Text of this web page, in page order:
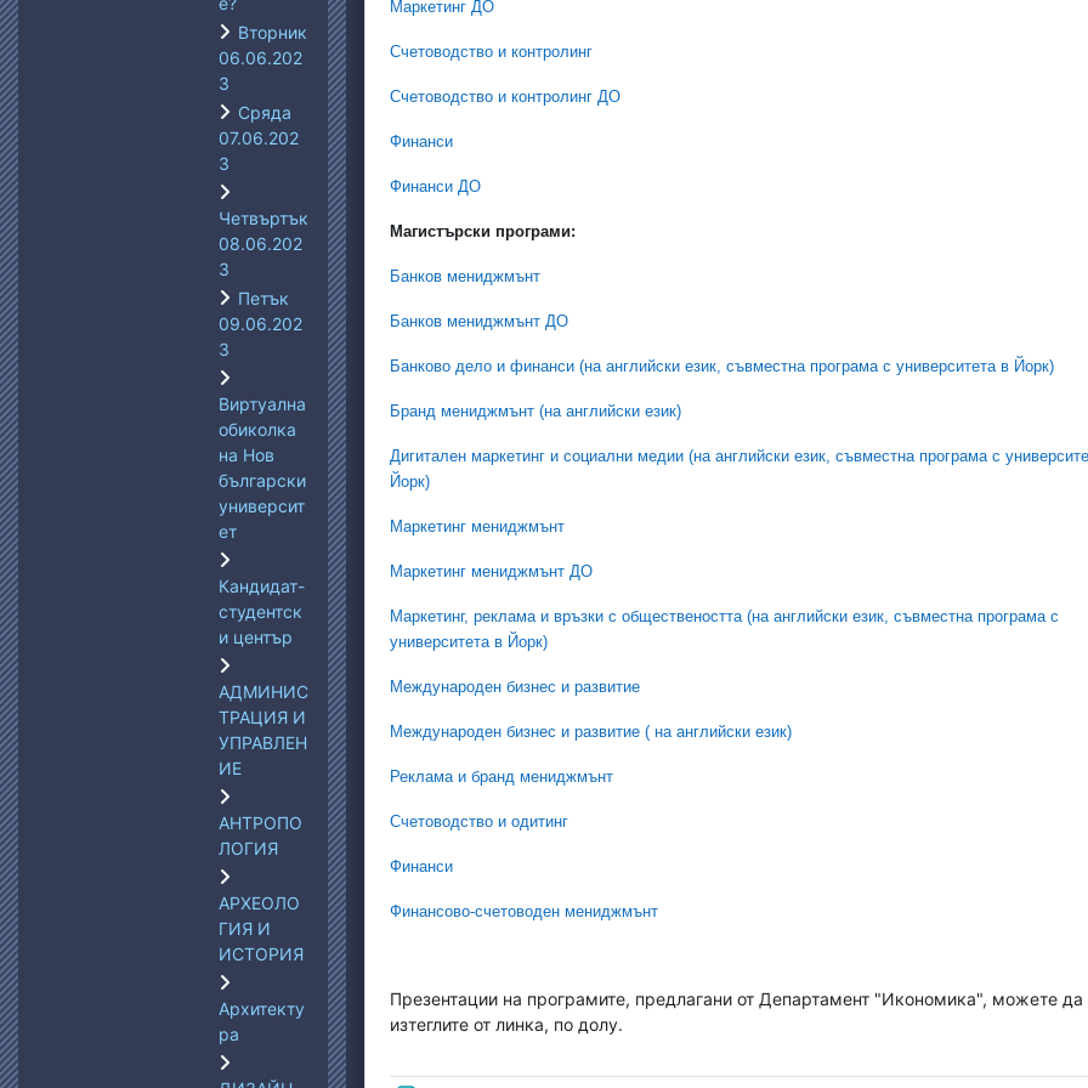
Маркетинг ДО
Счетоводство и контролинг
Счетоводство и контролинг ДО
Финанси
Финанси ДО
Магистърски програми:
Банков мениджмънт
Банков мениджмънт ДО
Банково дело и финанси (на английски език, съвместна програма с университета в Йорк)
Бранд мениджмънт (на английски език)
Дигитален маркетинг и социални медии (на английски език, съвместна програма с
Йорк)
Маркетинг мениджмънт
Маркетинг мениджмънт ДО
Маркетинг, реклама и връзки с обществеността (на английски език, съвместна програма с
университета в Йорк)
Международен бизнес и развитие
Международен бизнес и развитие ( на английски език)
Реклама и бранд мениджмънт
Счетоводство и одитинг
Финанси
Финансово-счетоводен мениджмънт
Презентации на програмите, предлагани от Департамент "Икономика", можете да
изтеглите от линка, по долу.
Вторник
06.06.202
3
Сряда
07.06.202
3
Четвъртък
08.06.202
3
Петък
09.06.202
3
Виртуална
обиколка
на Нов
български
университ
ет
Кандидат-
студентск
и център
АДМИНИС
ТРАЦИЯ И
УПРАВЛЕН
ИЕ
АНТРОПО
ЛОГИЯ
АРХЕОЛО
ГИЯ И
ИСТОРИЯ
Архитекту
ра